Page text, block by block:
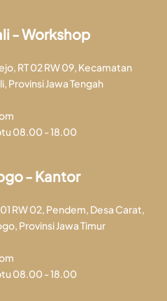
- Workshop
RT 02 RW 09, Kecamatan
Provinsi Jawa Tengah
08.00 - 18.00
- Kantor
RW 02, Pendem, Desa Carat,
Provinsi Jawa Timur
08.00 - 18.00